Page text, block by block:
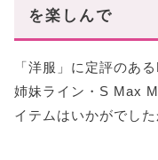
を楽しんで
「洋服」に定評のあ
姉妹ライン・S Max
イテムはいかがでし